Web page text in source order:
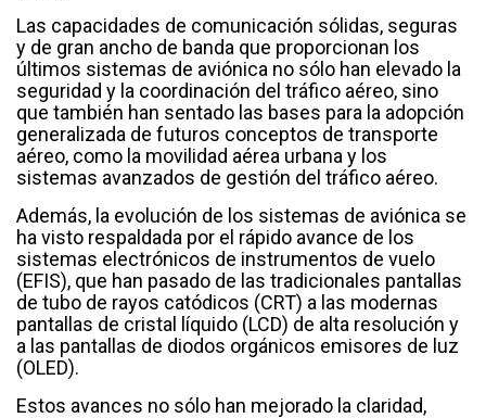
Las capacidades de comunicación sólidas, seguras
y de gran ancho de banda que proporcionan los
últimos sistemas de aviónica no sólo han elevado la
seguridad y la coordinación del tráfico aéreo, sino
que también han sentado las bases para la adopción
generalizada de futuros conceptos de transporte
aéreo, como la movilidad aérea urbana y los
sistemas avanzados de gestión del tráfico aéreo.
Además, la evolución de los sistemas de aviónica se
ha visto respaldada por el rápido avance de los
sistemas electrónicos de instrumentos de vuelo
(EFIS), que han pasado de las tradicionales pantallas
de tubo de rayos catódicos (CRT) a las modernas
pantallas de cristal líquido (LCD) de alta resolución y
a las pantallas de diodos orgánicos emisores de luz
(OLED).
Estos avances no sólo han mejorado la claridad,